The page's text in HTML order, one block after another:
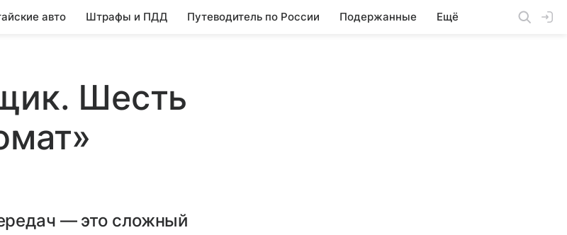
авто Штрафы и ПДД Путеводитель по России Подержанные Ещё
Шесть
— это сложный